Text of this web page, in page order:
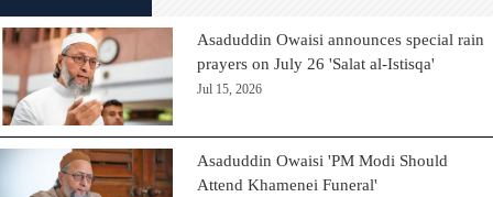
Asaduddin Owaisi announces special rain
prayers on July 26 'Salat al-Istisqa'
Jul 15, 2026
Asaduddin Owaisi 'PM Modi Should
Attend Khamenei Funeral'